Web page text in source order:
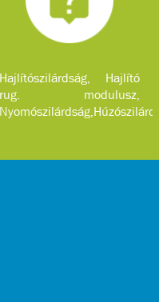
Hajlítószilárdság, Hajlító
rug. modulusz,